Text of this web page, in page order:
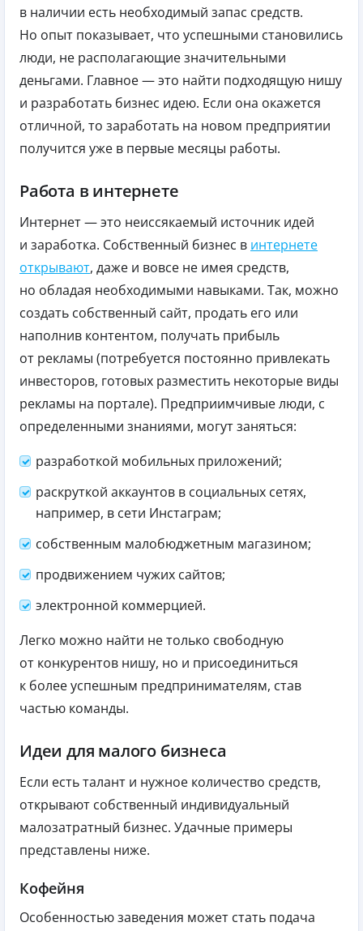
в наличии есть необходимый запас средств.
Но опыт показывает, что успешными становились
люди, не располагающие значительными
деньгами. Главное — это найти подходящую нишу
и разработать бизнес идею. Если она окажется
отличной, то заработать на новом предприятии
получится уже в первые месяцы работы.
Работа в интернете
Интернет — это неиссякаемый источник идей
и заработка. Собственный бизнес в интернете
открывают, даже и вовсе не имея средств,
но обладая необходимыми навыками. Так, можно
создать собственный сайт, продать его или
наполнив контентом, получать прибыль
от рекламы (потребуется постоянно привлекать
инвесторов, готовых разместить некоторые виды
рекламы на портале). Предприимчивые люди, с
определенными знаниями, могут заняться:
разработкой мобильных приложений;
раскруткой аккаунтов в социальных сетях,
например, в сети Инстаграм;
собственным малобюджетным магазином;
продвижением чужих сайтов;
электронной коммерцией.
Легко можно найти не только свободную
от конкурентов нишу, но и присоединиться
к более успешным предпринимателям, став
частью команды.
Идеи для малого бизнеса
Если есть талант и нужное количество средств,
открывают собственный индивидуальный
малозатратный бизнес. Удачные примеры
представлены ниже.
Кофейня
Особенностью заведения может стать подача